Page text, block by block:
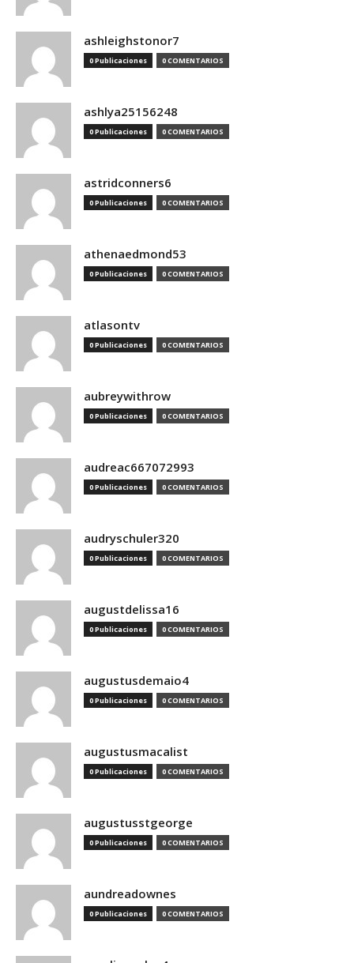
ashleighstonor7
0 Publicaciones 0 COMENTARIOS
ashlya25156248
0 Publicaciones 0 COMENTARIOS
astridconners6
0 Publicaciones 0 COMENTARIOS
athenaedmond53
0 Publicaciones 0 COMENTARIOS
atlasontv
0 Publicaciones 0 COMENTARIOS
aubreywithrow
0 Publicaciones 0 COMENTARIOS
audreac667072993
0 Publicaciones 0 COMENTARIOS
audryschuler320
0 Publicaciones 0 COMENTARIOS
augustdelissa16
0 Publicaciones 0 COMENTARIOS
augustusdemaio4
0 Publicaciones 0 COMENTARIOS
augustusmacalist
0 Publicaciones 0 COMENTARIOS
augustusstgeorge
0 Publicaciones 0 COMENTARIOS
aundreadownes
0 Publicaciones 0 COMENTARIOS